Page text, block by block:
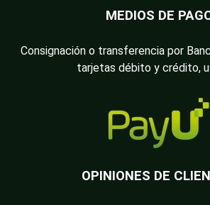
MEDIOS DE
Consignación o transferencia por
tarjetas débito y crédito,
OPINIONES DE